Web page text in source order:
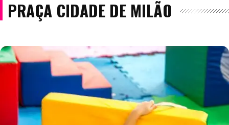
PRAÇA CIDADE DE MILÃO